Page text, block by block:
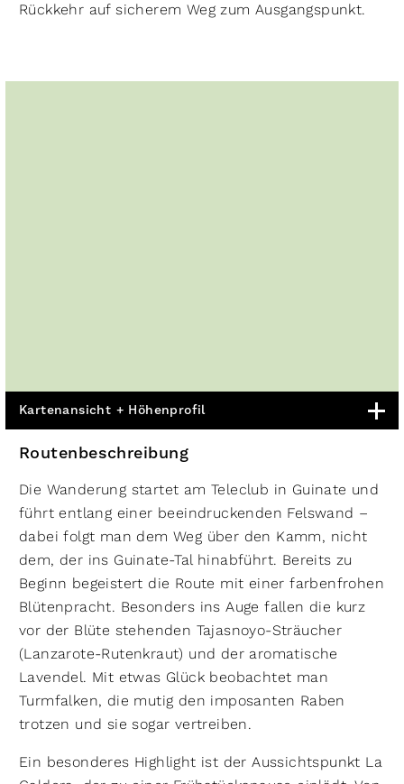
Rückkehr auf sicherem Weg zum Ausgangspunkt.
Kartenansicht + Höhenprofil
Routenbeschreibung
Die Wanderung startet am Teleclub in Guinate und
führt entlang einer beeindruckenden Felswand –
dabei folgt man dem Weg über den Kamm, nicht
dem, der ins Guinate-Tal hinabführt. Bereits zu
Beginn begeistert die Route mit einer farbenfrohen
Blütenpracht. Besonders ins Auge fallen die kurz
vor der Blüte stehenden Tajasnoyo-Sträucher
(Lanzarote-Rutenkraut) und der aromatische
Lavendel. Mit etwas Glück beobachtet man
Turmfalken, die mutig den imposanten Raben
trotzen und sie sogar vertreiben.
Ein besonderes Highlight ist der Aussichtspunkt La